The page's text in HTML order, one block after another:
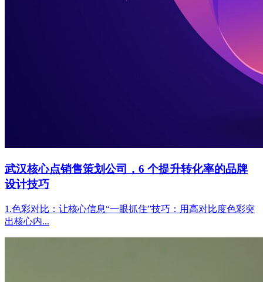
武汉核心点销售策划公司，6 个提升转化率的品牌
设计技巧
1.色彩对比：让核心信息“一眼抓住”技巧：用高对比度色彩突
出核心内...